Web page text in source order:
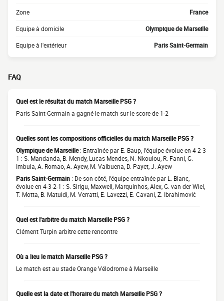
Zone France
Equipe à domicile Olympique de Marseille
Equipe à l'extérieur Paris Saint-Germain
FAQ
Quel est le résultat du match Marseille PSG ?
Paris Saint-Germain a gagné le match sur le score de 1-2
Quelles sont les compositions officielles du match Marseille PSG ?
Olympique de Marseille: Entraînée par E. Baup, l'équipe évolue en 4-2-3-
1 : S. Mandanda, B. Mendy, Lucas Mendes, N. Nkoulou, R. Fanni, G.
Imbula, A. Romao, A. Ayew, M. Valbuena, D. Payet, J. Ayew
Paris Saint-Germain : De son côté, l'équipe entraînée par L. Blanc,
évolue en 4-3-2-1 : S. Sirigu, Maxwell, Marquinhos, Alex, G. van der Wiel,
T. Motta, B. Matuidi, M. Verratti, E. Lavezzi, E. Cavani, Z. Ibrahimović
Quel est l'arbitre du match Marseille PSG ?
Clément Turpin arbitre cette rencontre
Où a lieu le match Marseille PSG ?
Le match est au stade Orange Vélodrome à Marseille
Quelle est la date et l'horaire du match Marseille PSG ?